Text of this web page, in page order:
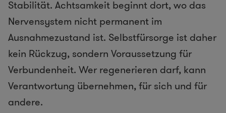
Stabilität. Achtsamkeit beginnt dort, wo das
Nervensystem nicht permanent im
Ausnahmezustand ist. Selbstfürsorge ist daher
kein Rückzug, sondern Voraussetzung für
Verbundenheit. Wer regenerieren darf, kann
Verantwortung übernehmen, für sich und für
andere.